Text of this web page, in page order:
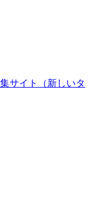
サイト
（新しいタ